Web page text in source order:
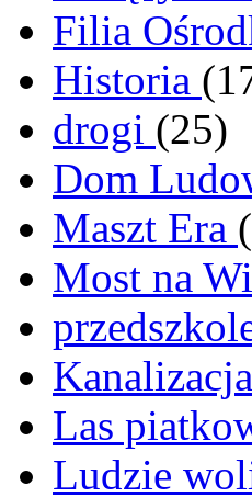
Filia
Historia
drogi (25)
Dom
Maszt Era
Most na
Kanalizacja
Las
Ludzie